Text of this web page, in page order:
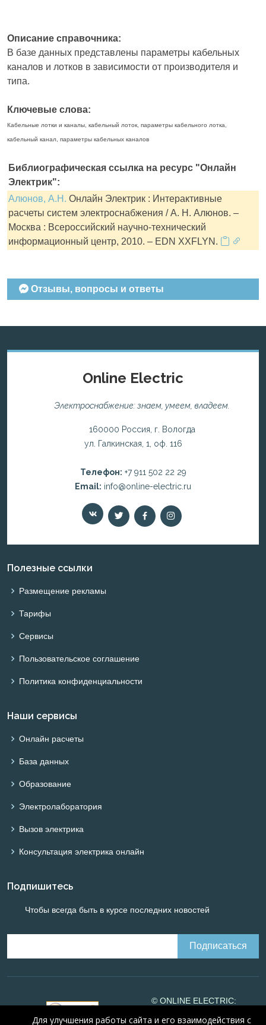
Описание справочника:
В базе данных представлены параметры кабельных
каналов и лотков в зависимости от производителя и
типа.
Ключевые слова:
Кабельные лотки и каналы, кабельный лоток, параметры кабельного лотка,
кабельный канал, параметры кабельных каналов
Библиографическая ссылка на ресурс "Онлайн
Электрик":
Алюнов, А.Н. Онлайн Электрик : Интерактивные
расчеты систем электроснабжения / А. Н. Алюнов. –
Москва : Всероссийский научно-технический
информационный центр, 2010. – EDN XXFLYN.
Отзывы, вопросы и ответы
Online Electric
Электроснабжение: знаем, умеем, владеем.
160000 Россия, г. Вологда
ул. Галкинская, 1, оф. 116
Телефон: +7 911 502 22 29
Email: info@online-electric.ru
Полезные ссылки
Размещение рекламы
Тарифы
Сервисы
Пользовательское соглашение
Политика конфиденциальности
Наши сервисы
Онлайн расчеты
База данных
Образование
Электролаборатория
Вызов электрика
Консультация электрика онлайн
Подпишитесь
Чтобы всегда быть в курсе последних новостей
© ONLINE ELECTRIC:
Для улучшения работы сайта и его взаимодействия с